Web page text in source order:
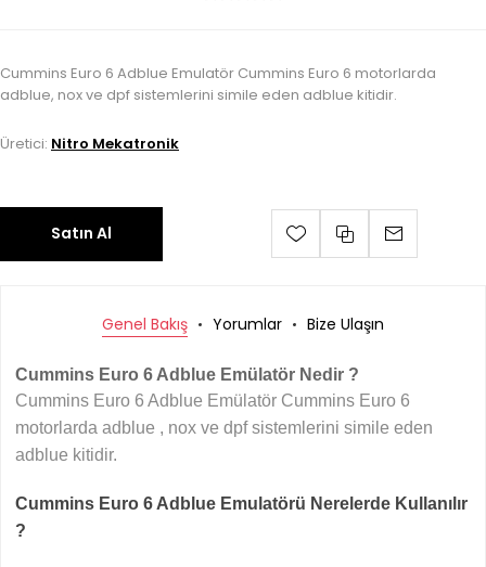
Cummins Euro 6 Adblue Emulatör Cummins Euro 6 motorlarda
adblue, nox ve dpf sistemlerini simile eden adblue kitidir.
Üretici: Nitro Mekatronik
Satın Al
Genel Bakış Yorumlar Bize Ulaşın
Cummins Euro 6 Adblue Emülatör Nedir ?
Cummins Euro 6 Adblue Emülatör Cummins Euro 6
motorlarda adblue , nox ve dpf sistemlerini simile eden
adblue kitidir.
Cummins Euro 6 Adblue Emulatörü Nerelerde Kullanılır
?